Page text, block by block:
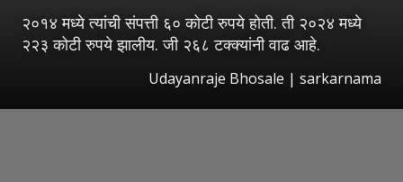
२०१४ मध्ये त्यांची संपत्ती ६० कोटी रुपये होती. ती २०२४ मध्ये
२२३ कोटी रुपये झालीय. जी २६८ टक्क्यांनी वाढ आहे.
Udayanraje Bhosale | sarkarnama